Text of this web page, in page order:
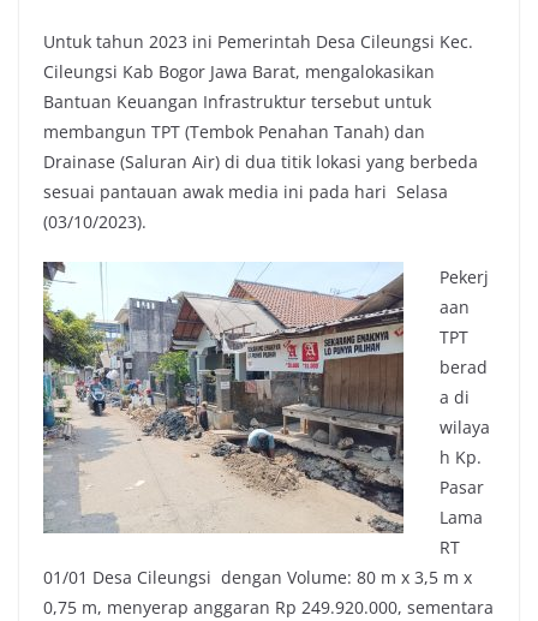
Untuk tahun 2023 ini Pemerintah Desa Cileungsi Kec.
Cileungsi Kab Bogor Jawa Barat, mengalokasikan
Bantuan Keuangan Infrastruktur tersebut untuk
membangun TPT (Tembok Penahan Tanah) dan
Drainase (Saluran Air) di dua titik lokasi yang berbeda
sesuai pantauan awak media ini pada hari Selasa
(03/10/2023).
Pekerj
aan
TPT
berad
a di
wilaya
h Kp.
Pasar
Lama
RT
01/01 Desa Cileungsi dengan Volume: 80 m x 3,5 m x
0,75 m, menyerap anggaran Rp 249.920.000, sementara